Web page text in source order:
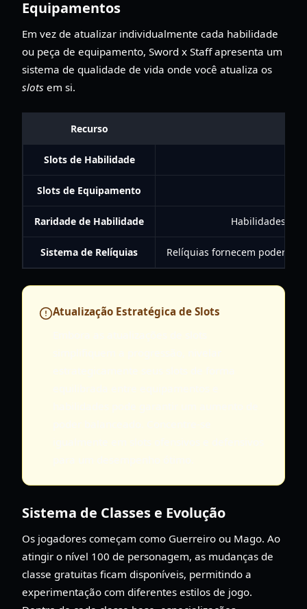
Equipamentos
Em vez de atualizar individualmente cada habilidade
ou peça de equipamento, Sword x Staff apresenta um
sistema de qualidade de vida onde você atualiza os
slots em si.
Recurso
Slots de Habilidade
Slots de Equipamento
Raridade de Habilidade Habilidades
Sistema de Relíquias Relíquias fornecem
Atualização Estratégica de Slots
Sistema de Classes e Evolução
Os jogadores começam como Guerreiro ou Mago. Ao
atingir o nível 100 de personagem, as mudanças de
classe gratuitas ficam disponíveis, permitindo a
experimentação com diferentes estilos de jogo.